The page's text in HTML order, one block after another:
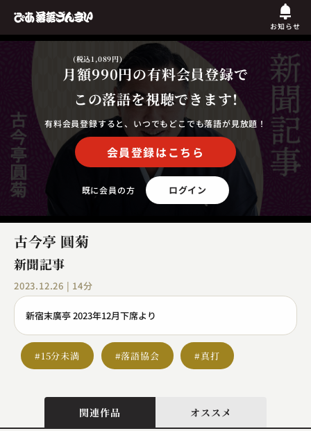
お知らせ
月額990円
(税込1,089円)
の有料会員登録で
この落語を視聴できます!
有料会員登録すると、いつでもどこでも落語が見放題！
会員登録はこちら
既に会員の方 ログイン
古今亭 圓菊
新聞記事
2023.12.26 | 14分
新宿末廣亭 2023年12月下席より
#15分未満 #落語協会 #真打
関連作品 オススメ